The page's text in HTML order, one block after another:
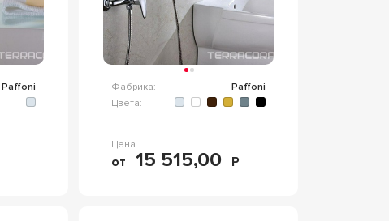
Paffoni
Фабрика:
Paffoni
Цвета:
Цена
от 15 515,00 Р